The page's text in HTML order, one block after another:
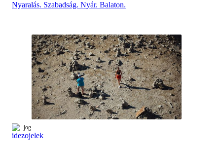
Nyaralás. Szabadság. Nyár. Balaton.
jog